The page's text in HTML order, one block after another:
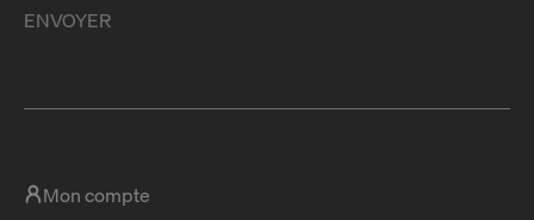
ENVOYER
Mon compte